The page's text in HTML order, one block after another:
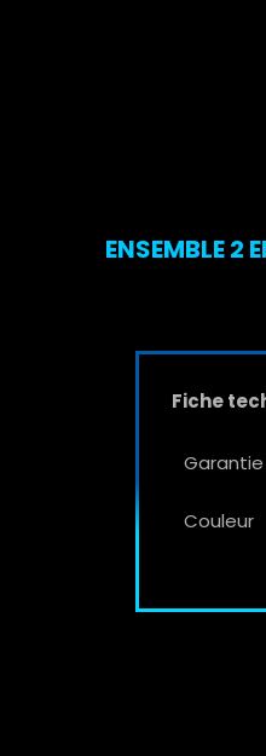
ENSEMBLE 2
Fiche
Garantie
Couleur